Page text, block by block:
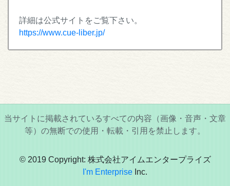
詳細は公式サイトをご覧下さい。
https://www.cue-liber.jp/
当サイトに掲載されているすべての内容（画像・音声・文章
等）の無断での使用・転載・引用を禁止します。
© 2019 Copyright: 株式会社アイムエンタープライズ
I'm Enterprise Inc.